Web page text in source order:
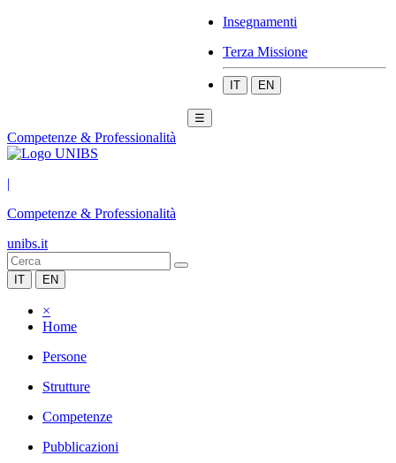
Insegnamenti
Terza Missione
IT EN
☰
Competenze & Professionalità
|
Competenze & Professionalità
unibs.it
IT EN
×
Home
Persone
Strutture
Competenze
Pubblicazioni